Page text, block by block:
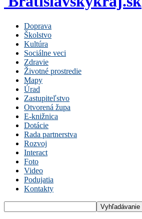
Doprava
Školstvo
Kultúra
Sociálne veci
Zdravie
Životné prostredie
Mapy
Úrad
Zastupiteľstvo
Otvorená župa
E-knižnica
Dotácie
Rada partnerstva
Rozvoj
Interact
Foto
Video
Podujatia
Kontakty